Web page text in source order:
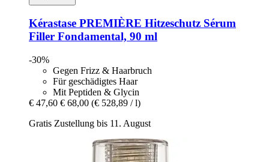
Kérastase PREMIÈRE Hitzeschutz Sérum
Filler Fondamental, 90 ml
-30%
Gegen Frizz & Haarbruch
Für geschädigtes Haar
Mit Peptiden & Glycin
€ 47,60 € 68,00 (€ 528,89 / l)
Gratis Zustellung bis 11. August